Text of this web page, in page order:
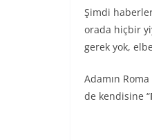
Şimdi
orada hiçbir
gerek yok,
Adamın
de kendisine “